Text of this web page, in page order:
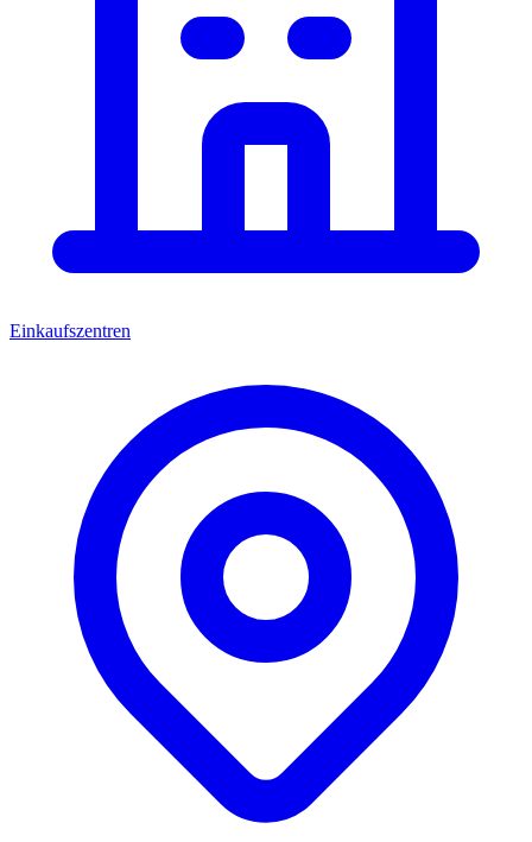
Einkaufszentren